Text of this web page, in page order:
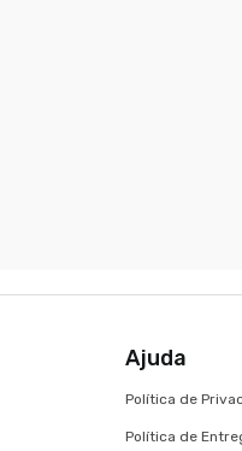
Ajuda
Política de
Política de